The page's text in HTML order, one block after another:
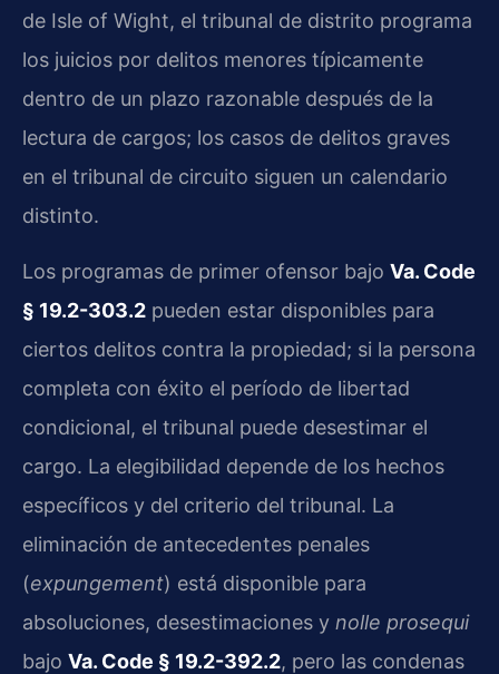
de Isle of Wight, el tribunal de distrito programa
los juicios por delitos menores típicamente
dentro de un plazo razonable después de la
lectura de cargos; los casos de delitos graves
en el tribunal de circuito siguen un calendario
distinto.
Los programas de primer ofensor bajo Va. Code
§ 19.2-303.2 pueden estar disponibles para
ciertos delitos contra la propiedad; si la persona
completa con éxito el período de libertad
condicional, el tribunal puede desestimar el
cargo. La elegibilidad depende de los hechos
específicos y del criterio del tribunal. La
eliminación de antecedentes penales
(expungement) está disponible para
absoluciones, desestimaciones y nolle prosequi
bajo Va. Code § 19.2-392.2, pero las condenas